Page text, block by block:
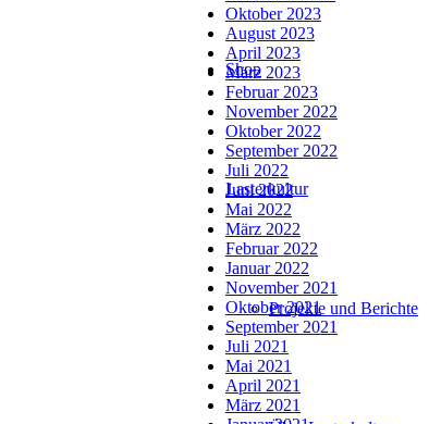
Shop
Lasterkultur
Projekte und Berichte
Oktober 2023
August 2023
April 2023
März 2023
Februar 2023
November 2022
Oktober 2022
September 2022
Juli 2022
Juni 2022
Mai 2022
März 2022
Februar 2022
Januar 2022
November 2021
Oktober 2021
September 2021
Juli 2021
Mai 2021
April 2021
März 2021